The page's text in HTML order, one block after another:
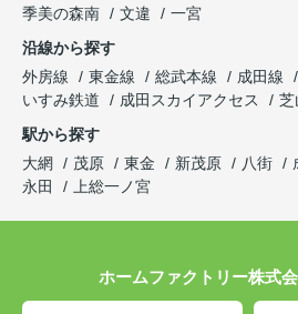
季美の森南
文違
一宮
沿線から探す
外房線
東金線 総武本線 成田線
いすみ鉄道
成田スカイアクセス
芝
駅から探す
大網
茂原 東金 新茂原 八街
永田
上総一ノ宮
ホームファクトリー株式